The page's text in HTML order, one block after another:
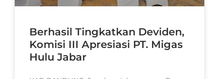
Berhasil Tingkatkan Deviden,
Komisi III Apresiasi PT. Migas
Hulu Jabar